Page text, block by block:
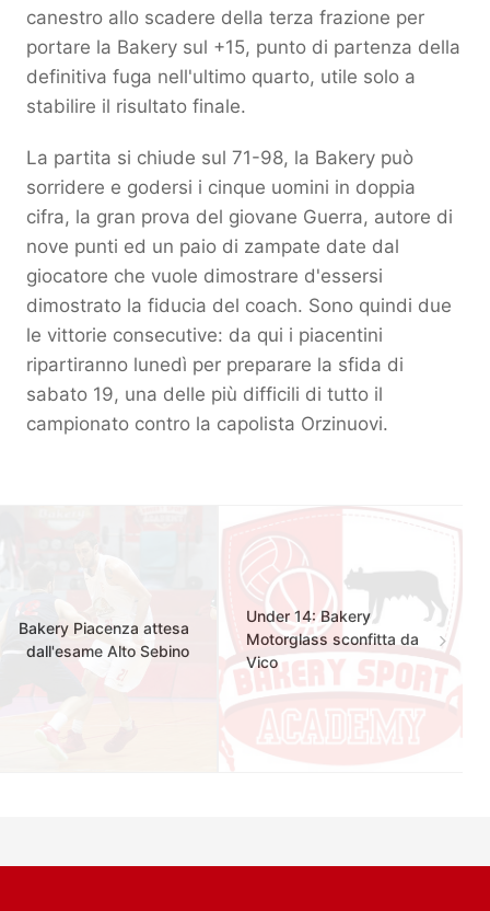
canestro allo scadere della terza frazione per
portare la Bakery sul +15, punto di partenza della
definitiva fuga nell'ultimo quarto, utile solo a
stabilire il risultato finale.
La partita si chiude sul 71-98, la Bakery può
sorridere e godersi i cinque uomini in doppia
cifra, la gran prova del giovane Guerra, autore di
nove punti ed un paio di zampate date dal
giocatore che vuole dimostrare d'essersi
dimostrato la fiducia del coach. Sono quindi due
le vittorie consecutive: da qui i piacentini
ripartiranno lunedì per preparare la sfida di
sabato 19, una delle più difficili di tutto il
campionato contro la capolista Orzinuovi.
Bakery Piacenza attesa
dall'esame Alto Sebino
Under 14: Bakery
Motorglass sconfitta da
Vico